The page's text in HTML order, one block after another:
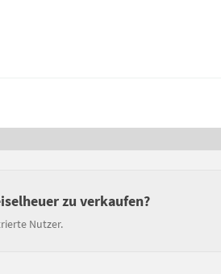
zu verkaufen?
Nutzer.